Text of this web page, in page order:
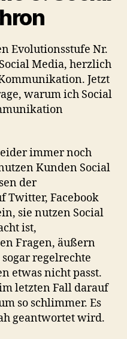
Evolutionsstufe Nr.
Media, herzlich
Jetzt
warum ich Social
immer noch
Kunden Social
der
Twitter, Facebook
sie nutzen Social
ist,
Fragen, äußern
regelrechte
etwas nicht passt.
letzten Fall darauf
so schlimmer. Es
geantwortet wird.